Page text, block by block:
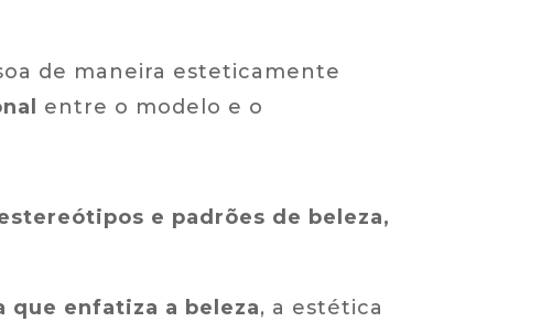
de maneira esteticamente
entre o modelo e o
e padrões de beleza,
que enfatiza a beleza, a estética